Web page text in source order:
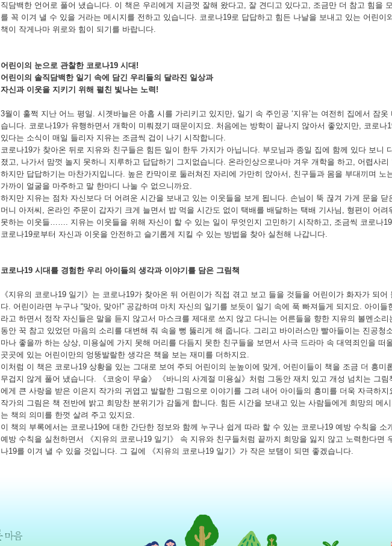
직담백한 언어로 풀어 냈습니다. 이 책은 우리에게 지금껏 잘해 왔다고, 잘 견디고 있다고, 조금만 더 참고 힘을
를 꼭 이겨 낼 수 있을 거라는 메시지를 전하고 있습니다. 코로나19로 답답하고 힘든 나날을 보내고 있는 어린이
책이 작게나마 위로와 힘이 되기를 바랍니다.
어린이의 눈으로 관찰한 코로나19 시대!
어린이의 솔직담백한 일기 속에 담긴 우리들의 달라진 일상과
자신과 이웃을 지키기 위해 펼친 빛나는 노력!
3월이 훌쩍 지난 어느 평일. 시곗바늘은 아홉 시를 가리키고 있지만, 일기 속 주인공 ‘지유’는 여전히 집에서 잠옷
습니다. 코로나19가 유행하면서 개학이 미뤄졌기 때문이지요. 처음에는 방학이 끝나지 않아서 좋았지만, 코로나
있다는 소식이 매일 들리자 지유는 조금씩 겁이 나기 시작합니다.
코로나19가 찾아온 뒤로 지유와 친구들은 힘든 일이 한두 가지가 아닙니다. 부모님과 종일 집에 함께 있다 보니
졌고, 나가서 맘껏 놀지 못하니 지루하고 답답하기 그지없습니다. 온라인상으로나마 겨우 개학을 하고, 어렵사리
하지만 답답하기는 마찬가지입니다. 높은 칸막이로 둘러쳐진 자리에 가만히 앉아서, 친구들과 몸을 부대끼며 노
가까이 얼굴을 마주하고 말 한마디 나눌 수 없으니까요.
하지만 지유는 점차 자신보다 더 어려운 시간을 보내고 있는 이웃들을 보게 됩니다. 손님이 뚝 끊겨 가게 문을 닫
머니 아저씨, 온라인 주문이 갑자기 크게 늘면서 밥 먹을 시간도 없이 택배를 배달하는 택배 기사님, 형편이 어려
못하는 이웃들……. 지유는 이웃들을 위해 자신이 할 수 있는 일이 무엇인지 고민하기 시작하고, 조금씩 코로나
코로나19로부터 자신과 이웃을 안전하고 슬기롭게 지킬 수 있는 방법을 찾아 실천해 나갑니다.
코로나19 시대를 경험한 우리 아이들의 생각과 이야기를 담은 그림책
《지유의 코로나19 일기》는 코로나19가 찾아온 뒤 어린이가 직접 겪고 보고 들을 것들을 어린이가 화자가 되어
다. 어린이라면 누구나 “맞아, 맞아!” 공감하며 마치 자신의 일기를 보듯이 일기 속에 푹 빠져들게 되지요. 아이들
라고 하면서 정작 자신들은 말을 듣지 않고서 마스크를 제대로 쓰지 않고 다니는 어른들을 향한 지유의 볼멘소리
동안 꾹 참고 있었던 마음의 소리를 대변해 줘 속을 뻥 뚫리게 해 줍니다. 그리고 바이러스만 빨아들이는 진공청
마나 좋을까 하는 상상, 미용실에 가지 못해 머리를 다듬지 못한 친구들을 보면서 사극 드라마 속 대역죄인을 떠
곳곳에 있는 어린이만의 엉뚱발랄한 생각은 책을 보는 재미를 더하지요.
이처럼 이 책은 코로나19 상황을 있는 그대로 보여 주되 어린이의 눈높이에 맞게, 어린이들이 책을 조금 더 흥미
무겁지 않게 풀어 냈습니다. 《코숭이 무술》 《바니의 사계절 미용실》처럼 그동안 재치 있고 개성 넘치는 그림
에게 큰 사랑을 받은 이은지 작가의 귀엽고 발랄한 그림으로 이야기를 그려 내어 아이들의 흥미를 더욱 자극하지
작가의 그림은 책 전반에 밝고 희망찬 분위기가 감돌게 합니다. 힘든 시간을 보내고 있는 사람들에게 희망의 메
는 책의 의미를 한껏 살려 주고 있지요.
이 책의 부록에서는 코로나19에 대한 간단한 정보와 함께 누구나 쉽게 따라 할 수 있는 코로나19 예방 수칙을 소
예방 수칙을 실천하면서 《지유의 코로나19 일기》 속 지유와 친구들처럼 끝까지 희망을 잃지 않고 노력한다면
나19를 이겨 낼 수 있을 것입니다. 그 길에 《지유의 코로나19 일기》가 작은 보탬이 되면 좋겠습니다.